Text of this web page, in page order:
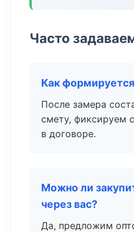
Часто
Как
После замера
смету, фиксируем
в договоре.
Можно ли
через вас?
Да, предложим